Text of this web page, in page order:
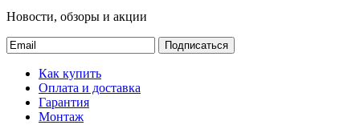
Новости, обзоры и акции
Подписаться
Как купить
Оплата и доставка
Гарантия
Монтаж